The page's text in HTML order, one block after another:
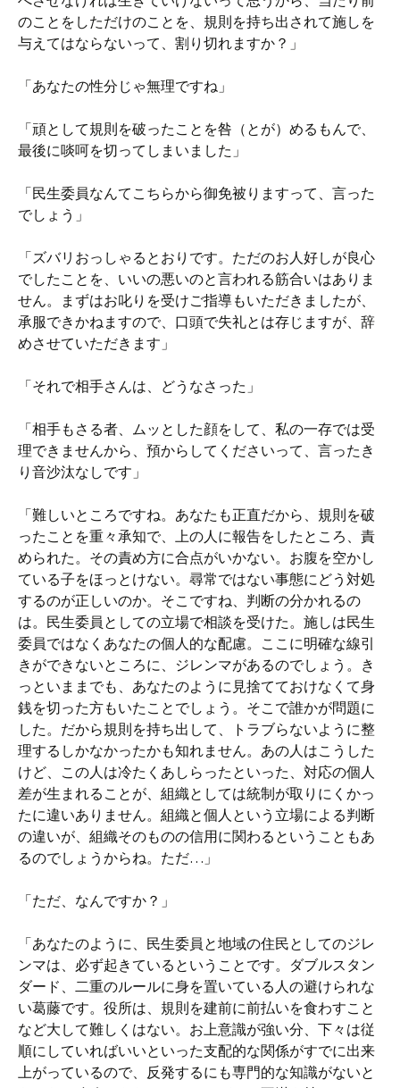
のことをしただけのことを、規則を持ち出されて施しを
与えてはならないって、割り切れますか？」
「あなたの性分じゃ無理ですね」
「頑として規則を破ったことを咎（とが）めるもんで、
最後に啖呵を切ってしまいました」
「民生委員なんてこちらから御免被りますって、言った
でしょう」
「ズバリおっしゃるとおりです。ただのお人好しが良心
でしたことを、いいの悪いのと言われる筋合いはありま
せん。まずはお叱りを受けご指導もいただきましたが、
承服できかねますので、口頭で失礼とは存じますが、辞
めさせていただきます」
「それで相手さんは、どうなさった」
「相手もさる者、ムッとした顔をして、私の一存では受
理できませんから、預からしてくださいって、言ったき
り音沙汰なしです」
「難しいところですね。あなたも正直だから、規則を破
ったことを重々承知で、上の人に報告をしたところ、責
められた。その責め方に合点がいかない。お腹を空かし
ている子をほっとけない。尋常ではない事態にどう対処
するのが正しいのか。そこですね、判断の分かれるの
は。民生委員としての立場で相談を受けた。施しは民生
委員ではなくあなたの個人的な配慮。ここに明確な線引
きができないところに、ジレンマがあるのでしょう。き
っといままでも、あなたのように見捨てておけなくて身
銭を切った方もいたことでしょう。そこで誰かが問題に
した。だから規則を持ち出して、トラブらないように整
理するしかなかったかも知れません。あの人はこうした
けど、この人は冷たくあしらったといった、対応の個人
差が生まれることが、組織としては統制が取りにくかっ
たに違いありません。組織と個人という立場による判断
の違いが、組織そのものの信用に関わるということもあ
るのでしょうからね。ただ…」
「ただ、なんですか？」
「あなたのように、民生委員と地域の住民としてのジレ
ンマは、必ず起きているということです。ダブルスタン
ダード、二重のルールに身を置いている人の避けられな
い葛藤です。役所は、規則を建前に前払いを食わすこと
など大して難しくはない。お上意識が強い分、下々は従
順にしていればいいといった支配的な関係がすでに出来
上がっているので、反発するにも専門的な知識がないと